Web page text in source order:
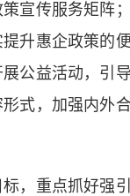
宣传服务矩阵
升惠企政策的
公益活动，引
式，加强内外
重点抓好强